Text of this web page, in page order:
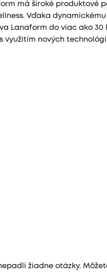
má široké produktové
Vďaka
Lanaform do viac ako
využitím nových
žiadne otázky.